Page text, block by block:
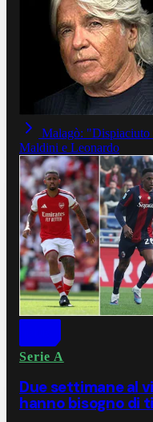
Malagò:
Maldini e Leonardo
Serie A
Due settimane al
hanno bisogno di